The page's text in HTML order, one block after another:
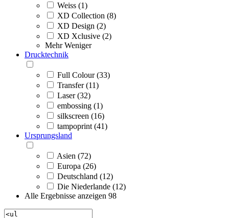
Weiss (1)
XD Collection (8)
XD Design (2)
XD Xclusive (2)
Mehr Weniger
Drucktechnik
Full Colour (33)
Transfer (11)
Laser (32)
embossing (1)
silkscreen (16)
tampoprint (41)
Ursprungsland
Asien (72)
Europa (26)
Deutschland (12)
Die Niederlande (12)
Alle Ergebnisse anzeigen 98